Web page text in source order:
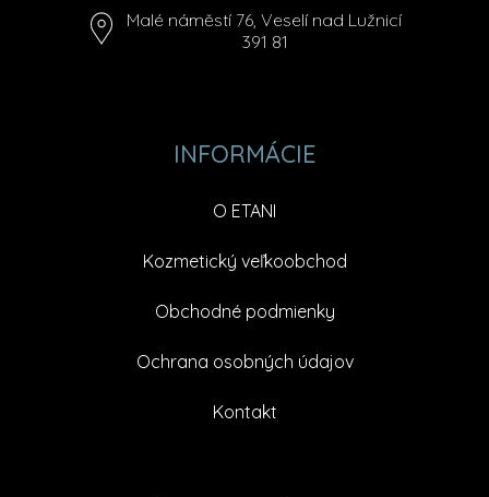
Malé náměstí 76, Veselí nad Lužnicí
391 81
INFORMÁCIE
O ETANI
Kozmetický veľkoobchod
Obchodné podmienky
Ochrana osobných údajov
Kontakt